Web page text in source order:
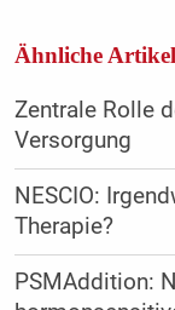
Ähnliche Artikel
Zentrale Rolle
Versorgung
NESCIO:
Therapie?
PSMAddition: